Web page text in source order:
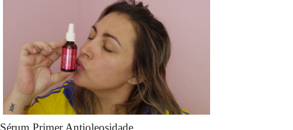
Sérum Primer Antioleosidade